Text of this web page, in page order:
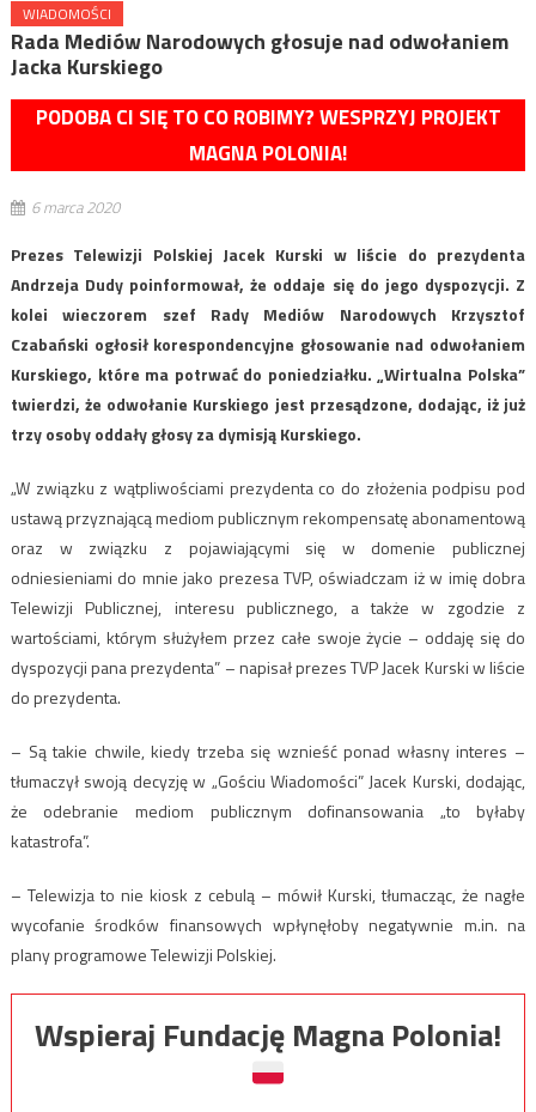
WIADOMOŚCI
Rada Mediów Narodowych głosuje nad odwołaniem
Jacka Kurskiego
PODOBA CI SIĘ TO CO ROBIMY? WESPRZYJ PROJEKT
MAGNA POLONIA!
6 marca 2020
Prezes Telewizji Polskiej Jacek Kurski w liście do prezydenta
Andrzeja Dudy poinformował, że oddaje się do jego dyspozycji. Z
kolei wieczorem szef Rady Mediów Narodowych Krzysztof
Czabański ogłosił korespondencyjne głosowanie nad odwołaniem
Kurskiego, które ma potrwać do poniedziałku. „Wirtualna Polska”
twierdzi, że odwołanie Kurskiego jest przesądzone, dodając, iż już
trzy osoby oddały głosy za dymisją Kurskiego.
„W związku z wątpliwościami prezydenta co do złożenia podpisu pod
ustawą przyznającą mediom publicznym rekompensatę abonamentową
oraz w związku z pojawiającymi się w domenie publicznej
odniesieniami do mnie jako prezesa TVP, oświadczam iż w imię dobra
Telewizji Publicznej, interesu publicznego, a także w zgodzie z
wartościami, którym służyłem przez całe swoje życie – oddaję się do
dyspozycji pana prezydenta” – napisał prezes TVP Jacek Kurski w liście
do prezydenta.
– Są takie chwile, kiedy trzeba się wznieść ponad własny interes –
tłumaczył swoją decyzję w „Gościu Wiadomości” Jacek Kurski, dodając,
że odebranie mediom publicznym dofinansowania „to byłaby
katastrofa”.
– Telewizja to nie kiosk z cebulą – mówił Kurski, tłumacząc, że nagłe
wycofanie środków finansowych wpłynęłoby negatywnie m.in. na
plany programowe Telewizji Polskiej.
Wspieraj Fundację Magna Polonia!